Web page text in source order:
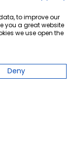
to improve our
you a great website
we use open the
Deny